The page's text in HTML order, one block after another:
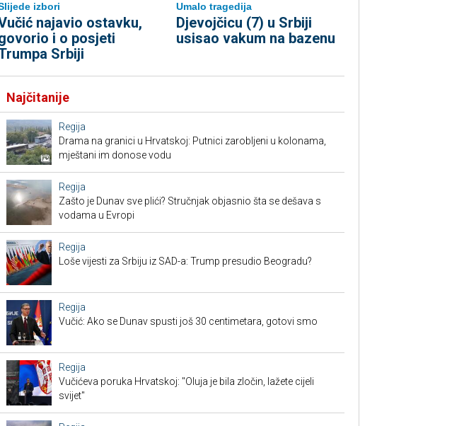
izbori
najavio ostavku,
i o posjeti
Srbiji
Umalo tragedija
Djevojčicu (7) u Srbiji
usisao vakum na bazenu
Najčitanije
Regija
Drama na granici u Hrvatskoj: Putnici zarobljeni u kolonama,
mještani im donose vodu
Regija
Zašto je Dunav sve plići? Stručnjak objasnio šta se dešava s
vodama u Evropi
Regija
Loše vijesti za Srbiju iz SAD-a: Trump presudio Beogradu?
Regija
Vučić: Ako se Dunav spusti još 30 centimetara, gotovi smo
Regija
Vučićeva poruka Hrvatskoj: "Oluja je bila zločin, lažete cijeli
svijet"